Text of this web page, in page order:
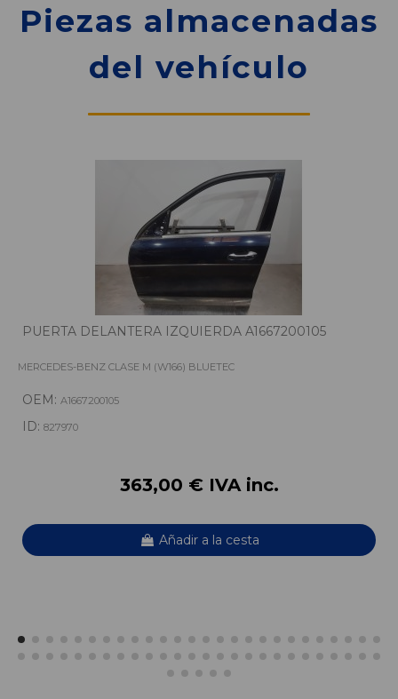
Piezas almacenadas
del vehículo
PUERTA DELANTERA IZQUIERDA A1667200105
MERCEDES-BENZ CLASE M (W166) BLUETEC
OEM: A1667200105
ID: 827970
363,00 € IVA inc.
Añadir a la cesta